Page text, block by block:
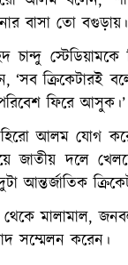
বাসা তো
‘সব
ফিরে আসুক।’
আলম যোগ
জাতীয় দলে
আন্তর্জাতিক
মালামাল,
সম্মেলন করেন।